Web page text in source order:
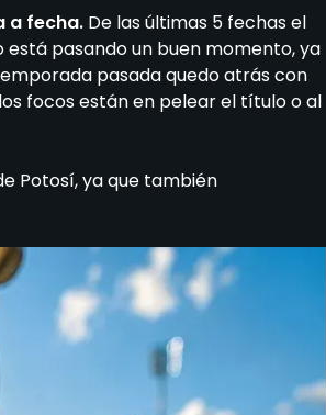
a fecha. De las últimas 5 fechas el
está pasando un buen momento, ya
pasada quedo atrás con
focos están en pelear el título o al
Potosí, ya que también